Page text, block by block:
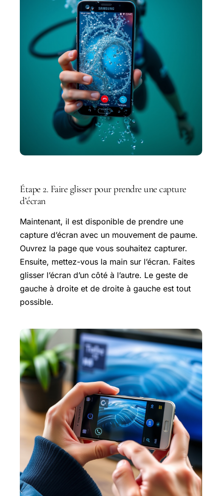
Étape 2. Faire glisser pour prendre une capture
d’écran
Maintenant, il est disponible de prendre une
capture d’écran avec un mouvement de paume.
Ouvrez la page que vous souhaitez capturer.
Ensuite, mettez-vous la main sur l’écran. Faites
glisser l’écran d’un côté à l’autre. Le geste de
gauche à droite et de droite à gauche est tout
possible.